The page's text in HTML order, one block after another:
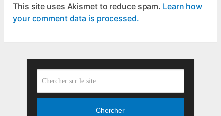
This site uses Akismet to reduce spam. Learn how
your comment data is processed.
Chercher